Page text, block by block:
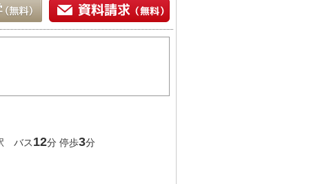
バス12分 停歩3分